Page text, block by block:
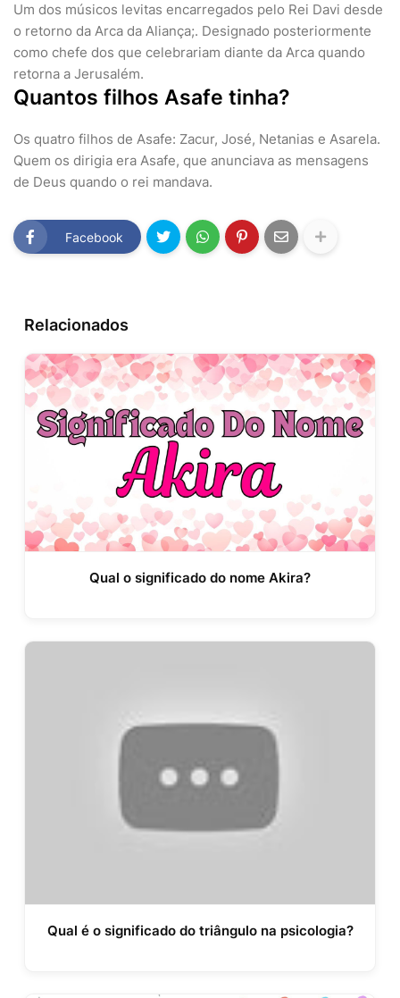
Um dos músicos levitas encarregados pelo Rei Davi desde
o retorno da Arca da Aliança;. Designado posteriormente
como chefe dos que celebrariam diante da Arca quando
retorna a Jerusalém.
Quantos filhos Asafe tinha?
Os quatro filhos de Asafe: Zacur, José, Netanias e Asarela.
Quem os dirigia era Asafe, que anunciava as mensagens
de Deus quando o rei mandava.
Facebook
Relacionados
Qual o significado do nome Akira?
Qual é o significado do triângulo na psicologia?